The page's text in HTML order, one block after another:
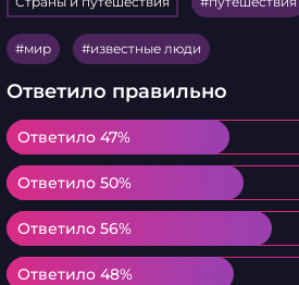
мир известные люди
Ответило правильно
Ответило 47%
Ответило 47%
Ответило 50%
Ответило 50%
Ответило 56%
Ответило 56%
Ответило 48%
Ответило 48%